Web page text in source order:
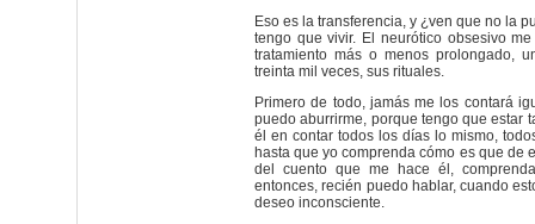
Eso es la transferencia, y ¿ven que no la
tengo que vivir. El neurótico obsesivo
tratamiento más o menos prolongado,
treinta mil veces, sus rituales.
Primero de todo, jamás me los contará
puedo aburrirme, porque tengo que estar
él en contar todos los días lo mismo,
hasta que yo comprenda cómo es que de
del cuento que me hace él,
entonces, recién puedo hablar, cuando
deseo inconsciente.